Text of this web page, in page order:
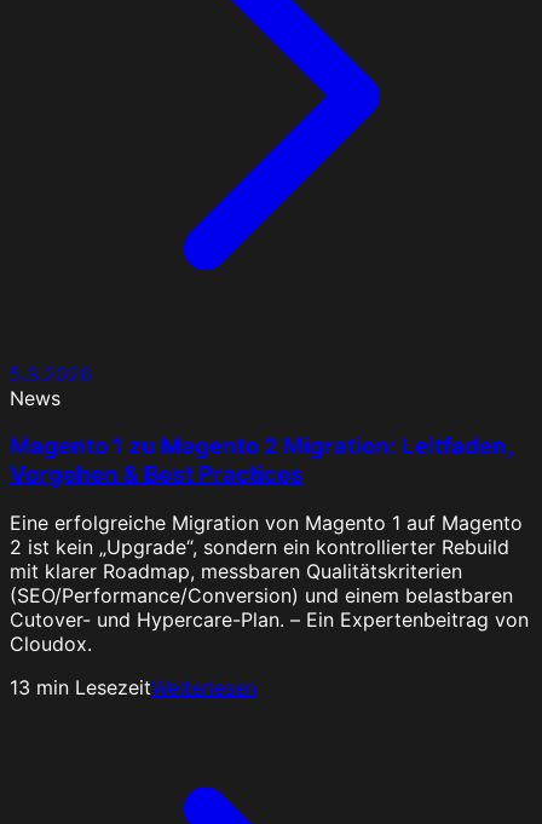
5.3.2026
News
Magento 1 zu Magento 2 Migration: Leitfaden,
Vorgehen & Best Practices
Eine erfolgreiche Migration von Magento 1 auf Magento
2 ist kein „Upgrade“, sondern ein kontrollierter Rebuild
mit klarer Roadmap, messbaren Qualitätskriterien
(SEO/Performance/Conversion) und einem belastbaren
Cutover- und Hypercare-Plan. – Ein Expertenbeitrag von
Cloudox.
13 min LesezeitWeiterlesen